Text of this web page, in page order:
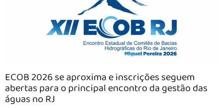
ECOB 2026 se aproxima e inscrições seguem
abertas para o principal encontro da gestão das
águas no RJ